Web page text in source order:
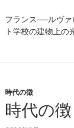
フランス──ルヴァ
ト学校の建物上の
時代の徴
時代の徴